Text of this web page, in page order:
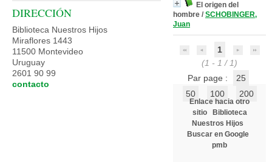
El origen del
hombre / SCHOBINGER,
Juan
1
(1 - 1 / 1)
Par page :
25
50
100 200
Enlace hacia otro
sitio
Biblioteca
Nuestros Hijos
Buscar en Google
pmb
DIRECCIÓN
Biblioteca Nuestros Hijos
Miraflores 1443
11500 Montevideo
Uruguay
2601 90 99
contacto